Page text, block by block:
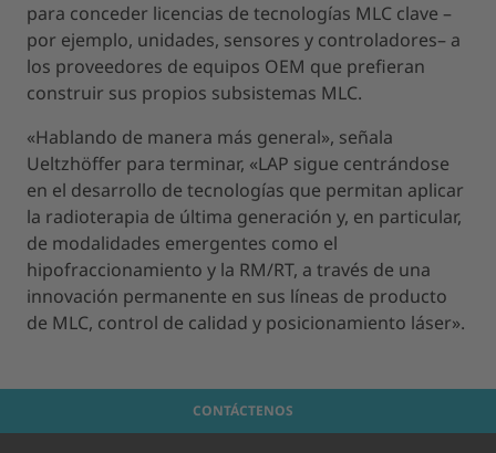
para conceder licencias de tecnologías MLC clave –
por ejemplo, unidades, sensores y controladores– a
los proveedores de equipos OEM que prefieran
construir sus propios subsistemas MLC.
«Hablando de manera más general», señala
Ueltzhöffer para terminar, «LAP sigue centrándose
en el desarrollo de tecnologías que permitan aplicar
la radioterapia de última generación y, en particular,
de modalidades emergentes como el
hipofraccionamiento y la RM/RT, a través de una
innovación permanente en sus líneas de producto
de MLC, control de calidad y posicionamiento láser».
CONTÁCTENOS